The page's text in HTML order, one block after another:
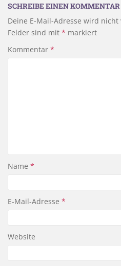
SCHREIBE EINEN KOMMENTAR
Deine E-Mail-Adresse wird
Felder sind mit * markiert
Kommentar *
Name *
E-Mail-Adresse *
Website